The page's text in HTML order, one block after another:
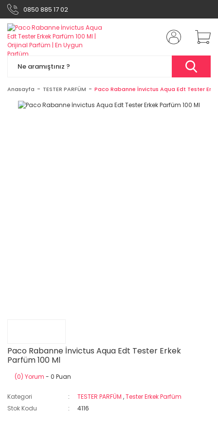
0850 885 17 02
Anasayfa TESTER PARFÜM Paco Rabanne İnvictus Aqua Edt Tester
Paco Rabanne İnvictus Aqua Edt Tester Erkek
Parfüm 100 Ml
(0) Yorum - 0 Puan
Kategori TESTER PARFÜM ,Tester Erkek Parfüm
Stok Kodu
4116